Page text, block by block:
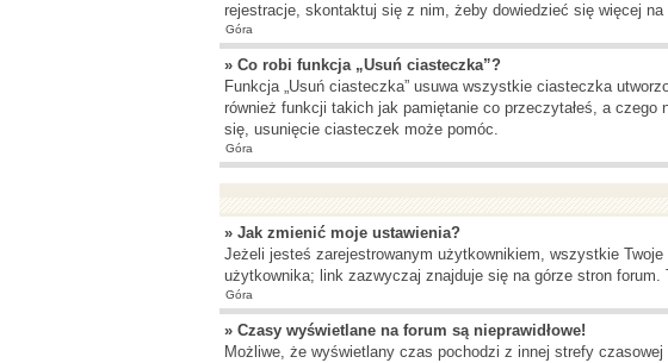
rejestracje, skontaktuj się z nim, żeby dowiedzieć się więcej na
Góra
» Co robi funkcja „Usuń ciasteczka”?
Funkcja „Usuń ciasteczka” usuwa wszystkie ciasteczka
również funkcji takich jak pamiętanie co przeczytałeś, a czego
się, usunięcie ciasteczek może pomóc.
Góra
» Jak zmienić moje ustawienia?
Jeżeli jesteś zarejestrowanym użytkownikiem, wszystkie
użytkownika; link zazwyczaj znajduje się na górze stron
Góra
» Czasy wyświetlane na forum są nieprawidłowe!
Możliwe, że wyświetlany czas pochodzi z innej strefy